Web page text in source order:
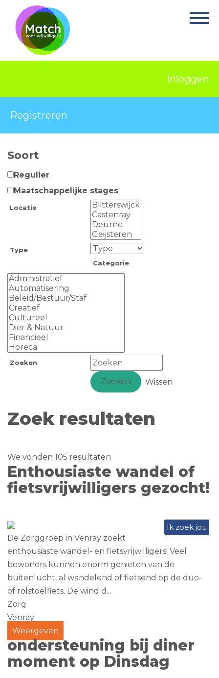
Home
Activiteiten
Projecten
Over Match
Ervaringsplek
Contact
Inloggen
Registreren
Soort
Regulier
Maatschappelijke stages
Locatie
Type
Categorie
Zoeken
Zoeken Wissen
Zoek resultaten
We vonden 105 resultaten
Enthousiaste wandel of
fietsvrijwilligers gezocht!
Ik zoek jou
De Zorggroep in Venray zoekt
enthousiaste wandel- en fietsvrijwilligers! Veel
bewoners kunnen enorm genieten van de
buitenlucht, al wandelend of fietsend op de duo-
of rolstoelfiets. De wind d...
Zorg
Venray
Weergeven
ondersteuning bij diner
moment op Dinsdag